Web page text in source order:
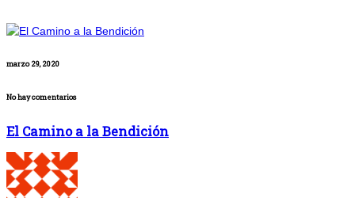
marzo 29, 2020
No hay comentarios
El Camino a la Bendición